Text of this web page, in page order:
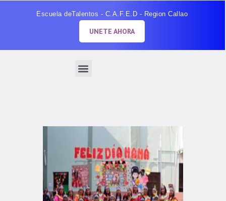
Escuela deTalentos - C.A.F.E.D - Region Callao
UNETE AHORA